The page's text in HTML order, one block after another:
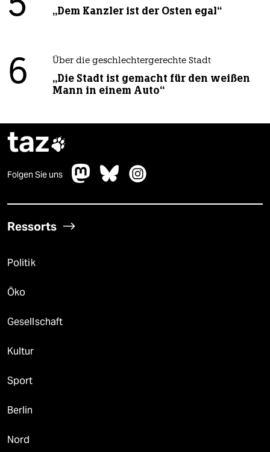
„Dem Kanzler ist der Osten egal“
6 Über die geschlechtergerechte Stadt
„Die Stadt ist gemacht für den weißen
Mann in einem Auto“
taz
Folgen Sie uns
Ressorts
Politik
Öko
Gesellschaft
Kultur
Sport
Berlin
Nord